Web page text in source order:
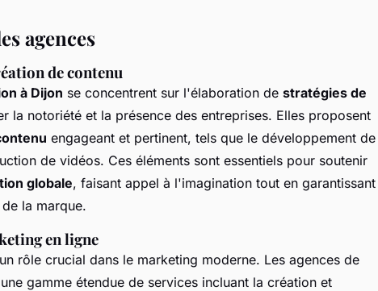
agences
de contenu
à Dijon se concentrent sur l'élaboration de stratégies de
la notoriété et la présence des entreprises. Elles proposent
engageant et pertinent, tels que le développement de
de vidéos. Ces éléments sont essentiels pour soutenir
globale, faisant appel à l'imagination tout en garantissant
la marque.
en ligne
rôle crucial dans le marketing moderne. Les agences de
gamme étendue de services incluant la création et